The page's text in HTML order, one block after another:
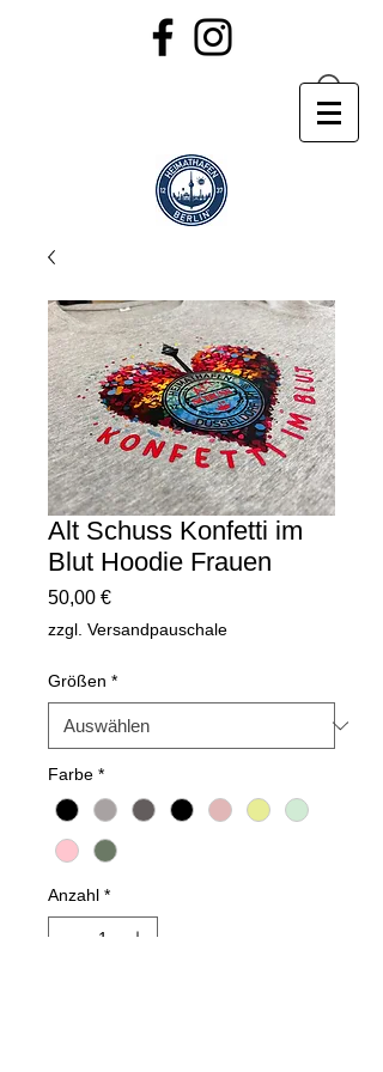
Alt Schuss Konfetti im
Blut Hoodie Frauen
50,00 €Preis
zzgl. Versandpauschale
Größen *
Farbe *
Anzahl *